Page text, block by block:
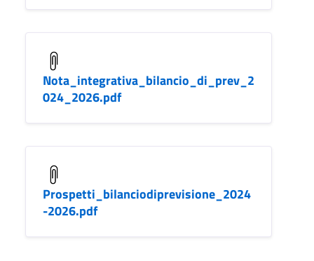
Nota_integrativa_bilancio_di_prev_2
024_2026.pdf
Prospetti_bilanciodiprevisione_2024
-2026.pdf